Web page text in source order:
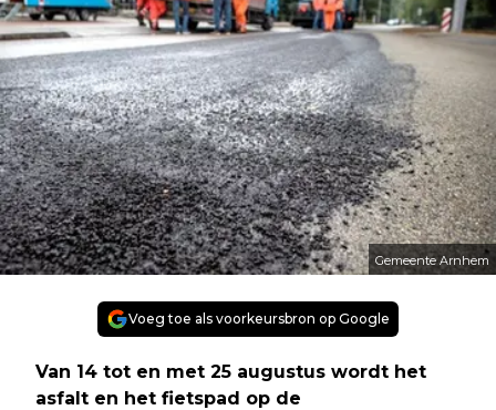
Gemeente Arnhem
Voeg toe als voorkeursbron op Google
Van 14 tot en met 25 augustus wordt het
asfalt en het fietspad op de